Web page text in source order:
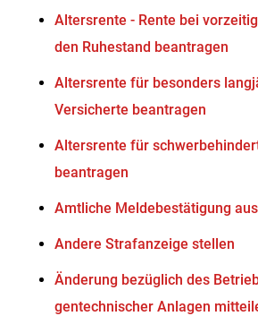
Altersrente - Rente bei
den Ruhestand beantragen
Altersrente für besonders
Versicherte beantragen
Altersrente für
beantragen
Amtliche Meldebestätigung
Andere Strafanzeige stellen
Änderung bezüglich des
gentechnischer Anlagen